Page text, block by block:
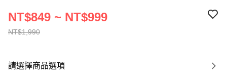
NT$1,990
NT$849 ~ NT$999
請選擇商品選項